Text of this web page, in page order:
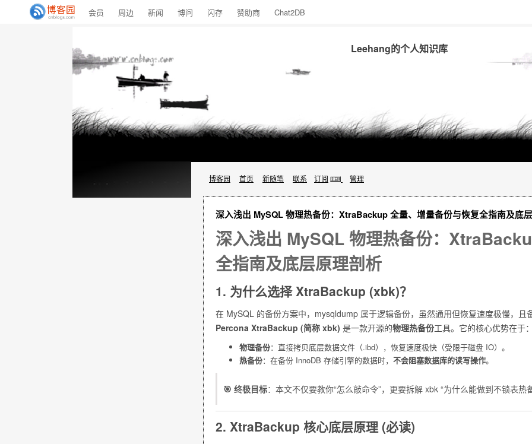
会员 周边 新闻 博问 闪存 赞助商 Chat2DB
Leehang的个人知识库
博客园 首页 新随笔 联系 订阅 管理
深入浅出 MySQL 物理热备份：XtraBackup 全量、增量备份与恢复全指南及底
深入浅出 MySQL 物理热备份：
全指南及底层原理剖析
1. 为什么选择 XtraBackup (xbk)？
在 MySQL 的备份方案中， mysqldump 属于逻辑备份，虽然通用但恢复速度极慢，
Percona XtraBackup (简称 xbk) 是一款开源的物理热备份工具。它的核心优势在于
物理备份：直接拷贝底层数据文件（.ibd），恢复速度极快（受限于磁盘 IO）。
热备份：在备份 InnoDB 存储引擎的数据时， 不会阻塞数据库的读写操作。
🎯 终极目标：本文不仅要教你“怎么敲命令”，更要拆解 xbk “为什么能做到不锁表热
2. XtraBackup 核心底层原理 (必读)